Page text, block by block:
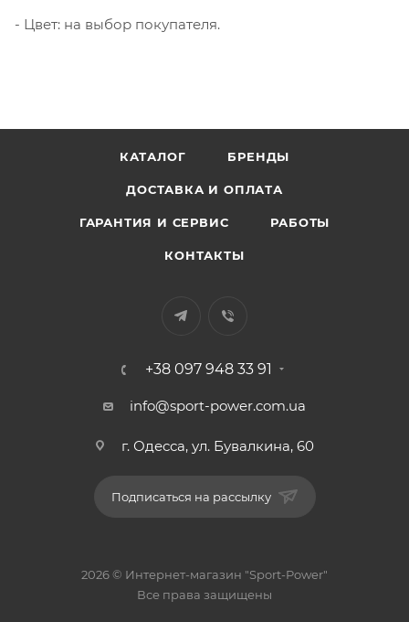
- Цвет: на выбор покупателя.
КАТАЛОГ БРЕНДЫ
ДОСТАВКА И ОПЛАТА
ГАРАНТИЯ И СЕРВИС РАБОТЫ
КОНТАКТЫ
+38 097 948 33 91
info@sport-power.com.ua
г. Одесса, ул. Бувалкина, 60
Подписаться на рассылку
2026 © Интернет-магазин "Sport-Power"
Все права защищены